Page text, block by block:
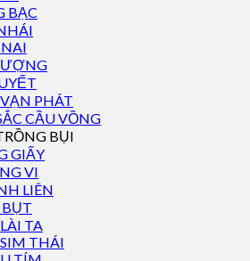
BẠC
PHÁT
CẦU VỒNG
BỤI
GIẤY
VI
LIÊN
TA
THÁI